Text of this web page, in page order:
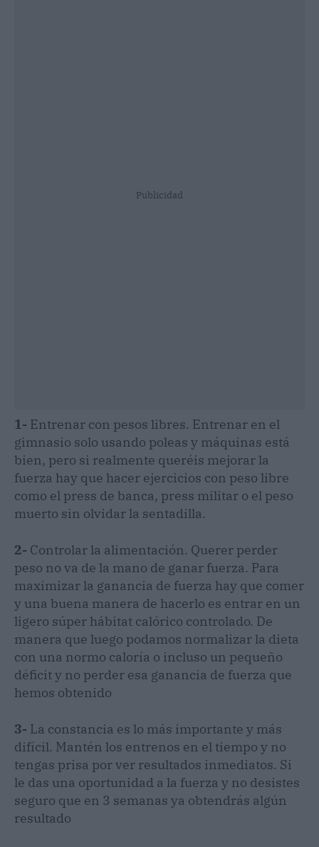
Publicidad
1- Entrenar con pesos libres. Entrenar en el
gimnasio solo usando poleas y máquinas está
bien, pero si realmente queréis mejorar la
fuerza hay que hacer ejercicios con peso libre
como el press de banca, press militar o el peso
muerto sin olvidar la sentadilla.
2- Controlar la alimentación. Querer perder
peso no va de la mano de ganar fuerza. Para
maximizar la ganancia de fuerza hay que comer
y una buena manera de hacerlo es entrar en un
ligero súper hábitat calórico controlado. De
manera que luego podamos normalizar la dieta
con una normo caloría o incluso un pequeño
déficit y no perder esa ganancia de fuerza que
hemos obtenido
3- La constancia es lo más importante y más
difícil. Mantén los entrenos en el tiempo y no
tengas prisa por ver resultados inmediatos. Si
le das una oportunidad a la fuerza y no desistes
seguro que en 3 semanas ya obtendrás algún
resultado